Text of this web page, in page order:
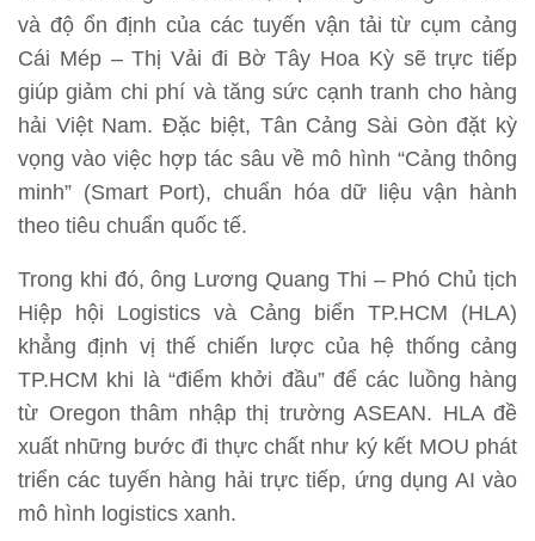
và độ ổn định của các tuyến vận tải từ cụm cảng
Cái Mép – Thị Vải đi Bờ Tây Hoa Kỳ sẽ trực tiếp
giúp giảm chi phí và tăng sức cạnh tranh cho hàng
hải Việt Nam. Đặc biệt, Tân Cảng Sài Gòn đặt kỳ
vọng vào việc hợp tác sâu về mô hình “Cảng thông
minh” (Smart Port), chuẩn hóa dữ liệu vận hành
theo tiêu chuẩn quốc tế.
Trong khi đó, ông Lương Quang Thi – Phó Chủ tịch
Hiệp hội Logistics và Cảng biển TP.HCM (HLA)
khẳng định vị thế chiến lược của hệ thống cảng
TP.HCM khi là “điểm khởi đầu” để các luồng hàng
từ Oregon thâm nhập thị trường ASEAN. HLA đề
xuất những bước đi thực chất như ký kết MOU phát
triển các tuyến hàng hải trực tiếp, ứng dụng AI vào
mô hình logistics xanh.